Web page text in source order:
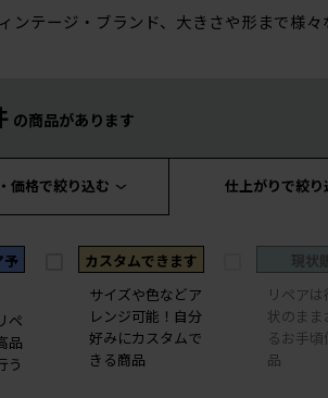
テージ・ブランド、大きさや形まで様々
の商品があります
価格で絞り込む 仕上がりで絞り
予
ペ
品
う
カスタムできます
サイズや色などア
レンジ可能！自分
好みにカスタムで
きる商品
現状
リペア
状のま
るお手
品